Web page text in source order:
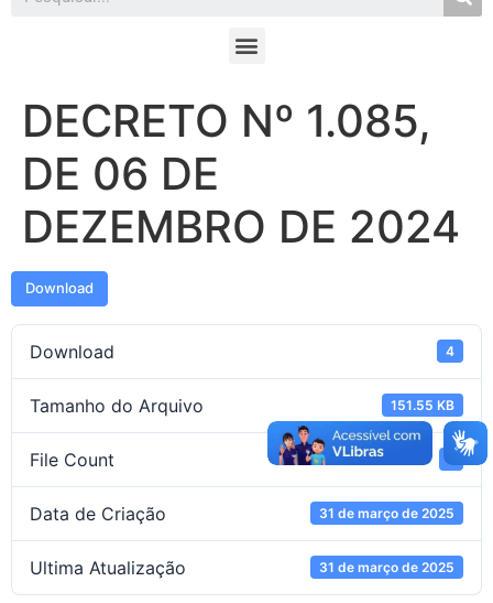
DECRETO Nº 1.085,
DE 06 DE
DEZEMBRO DE 2024
Download
Download 4
Tamanho do Arquivo 151.55 KB
File Count
Data de Criação 31 de março de 2025
Ultima Atualização 31 de março de 2025